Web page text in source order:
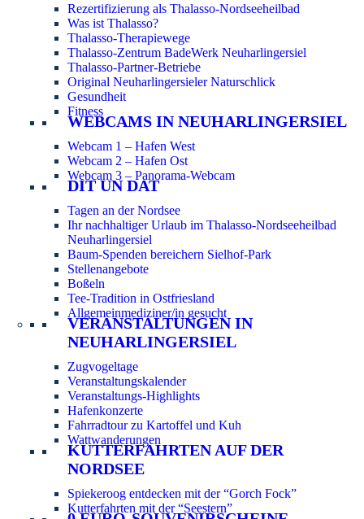
Rezertifizierung als Thalasso-Nordseeheilbad
Was ist Thalasso?
Thalasso-Therapiewege
Thalasso-Zentrum BadeWerk Neuharlingersiel
Thalasso-Partner-Betriebe
Original Neuharlingersieler Naturschlick
Gesundheit
Fitness
WEBCAMS IN NEUHARLINGERSIEL
Webcam 1 – Hafen West
Webcam 2 – Hafen Ost
Webcam 3 – Panorama-Webcam
DIT UN DAT
Tagen an der Nordsee
Ihr nachhaltiger Urlaub im Thalasso-Nordseeheilbad
Neuharlingersiel
Baum-Spenden bereichern Sielhof-Park
Stellenangebote
Boßeln
Tee-Tradition in Ostfriesland
Allgemeinmediziner/in gesucht
VERANSTALTUNGEN IN
NEUHARLINGERSIEL
Zugvogeltage
Veranstaltungskalender
Veranstaltungs-Highlights
Hafenkonzerte
Fahrradtour zu Kartoffel und Kuh
Wattwanderungen
KUTTERFAHRTEN AUF DER
NORDSEE
Spiekeroog entdecken mit der “Gorch Fock”
Kutterfahrten mit der “Seestern”